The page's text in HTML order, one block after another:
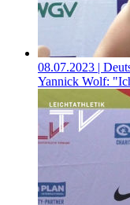
08.07.2023 |
Yannick Wolf: